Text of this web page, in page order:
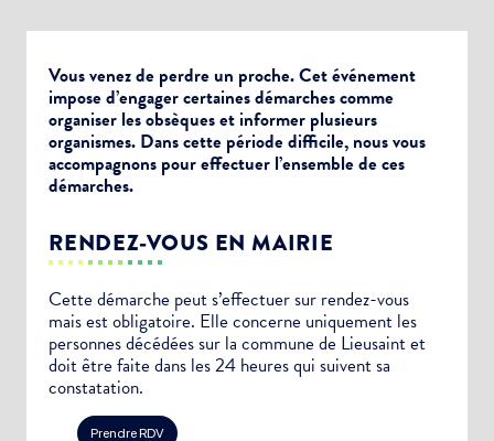
Vous venez de perdre un proche. Cet événement
impose d’engager certaines démarches comme
organiser les obsèques et informer plusieurs
organismes. Dans cette période difficile, nous vous
accompagnons pour effectuer l’ensemble de ces
démarches.
RENDEZ-VOUS EN MAIRIE
Cette démarche peut s’effectuer sur rendez-vous
mais est obligatoire. Elle concerne uniquement les
personnes décédées sur la commune de Lieusaint et
doit être faite dans les 24 heures qui suivent sa
constatation.